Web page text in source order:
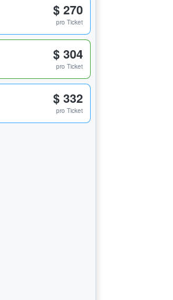
$ 270
pro Ticket
$ 304
pro Ticket
$ 332
pro Ticket